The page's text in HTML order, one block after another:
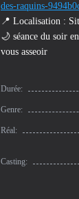
des-raquins-
📍 Localisation :
🌙 séance du soir
vous asseoir
Durée:
Genre:
Réal:
Casting: